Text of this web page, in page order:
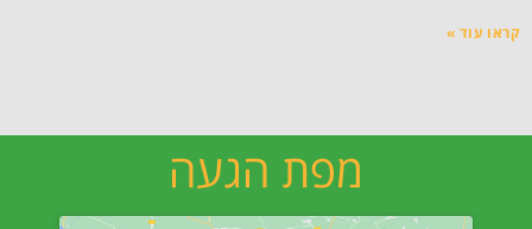
קראו עוד »
מפת הגעה